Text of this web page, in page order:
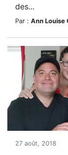
des...
Par : Ann Louise
27 août, 2018